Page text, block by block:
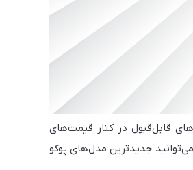
قابل‌قبول در کنار قیمت‌های
جدیدترین مدل‌های پوکو